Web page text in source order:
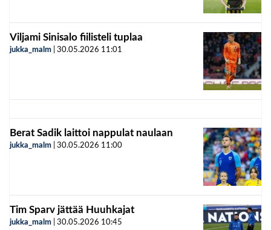
Viljami Sinisalo fiilisteli tuplaa
jukka_malm 30.05.2026 11:01
Berat Sadik laittoi nappulat naulaan
jukka_malm 30.05.2026 11:00
Tim Sparv jättää Huuhkajat
jukka_malm 30.05.2026 10:45